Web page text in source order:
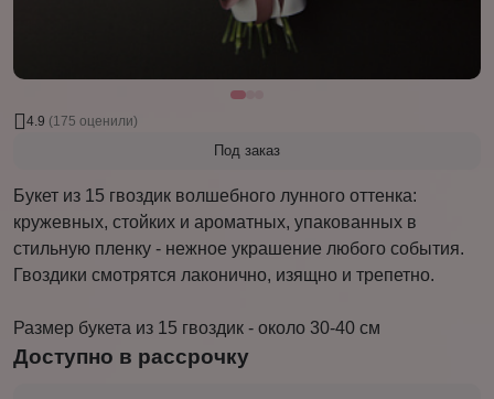
4.9 (175 оценили)
Под заказ
Букет из 15 гвоздик волшебного лунного оттенка:
кружевных, стойких и ароматных, упакованных в
стильную пленку - нежное украшение любого события.
Гвоздики смотрятся лаконично, изящно и трепетно.
Размер букета из 15 гвоздик - около 30-40 см
Доступно в рассрочку